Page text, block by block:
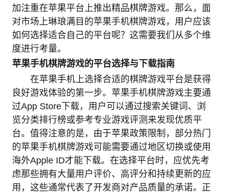
加注重在苹果平台上推出精品棋牌游戏。那么，面
对市场上琳琅满目的苹果手机棋牌游戏，用户应该
如何选择适合自己的平台呢？这需要我们从多个维
度进行考量。
苹果手机棋牌游戏的平台选择与下载指南
在苹果手机上选择合适的棋牌游戏平台是获得
良好游戏体验的第一步。苹果手机棋牌游戏主要通
过App Store下载，用户可以通过搜索关键词、浏
览分类排行榜或参考专业游戏评测来发现优质平
台。值得注意的是，由于苹果政策限制，部分热门
的苹果手机棋牌游戏可能需要通过地区切换或使用
海外Apple ID才能下载。在选择平台时，应优先考
虑那些拥有大量用户评价、高评分和持续更新的应
用，这些通常代表了开发商对产品质量的承诺。正